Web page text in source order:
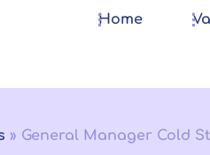
Home
» General Manager Cold